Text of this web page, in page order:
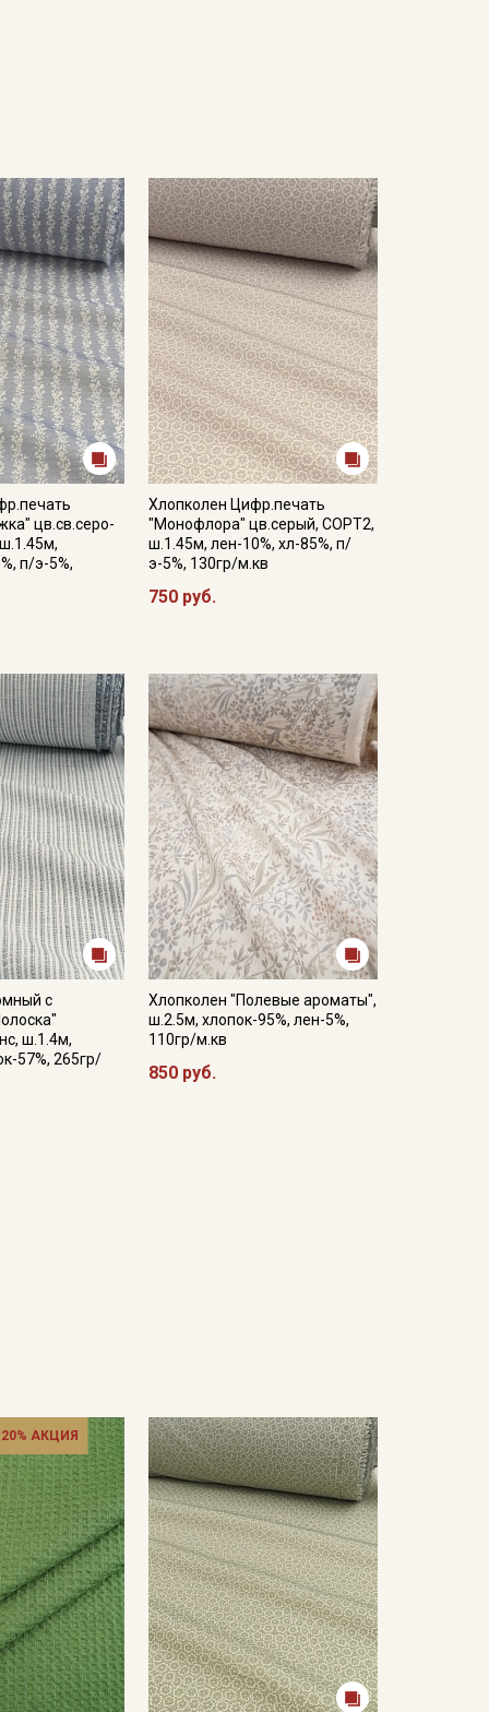
цв.св.серо-
п/э-5%,
Хлопколен Цифр.печать
"Монофлора" цв.серый, СОРТ2,
ш.1.45м, лен-10%, хл-85%, п/
э-5%, 130гр/м.кв
750 руб.
с
ш.1.4м,
57%, 265гр/
Хлопколен "Полевые ароматы",
ш.2.5м, хлопок-95%, лен-5%,
110гр/м.кв
850 руб.
АКЦИЯ